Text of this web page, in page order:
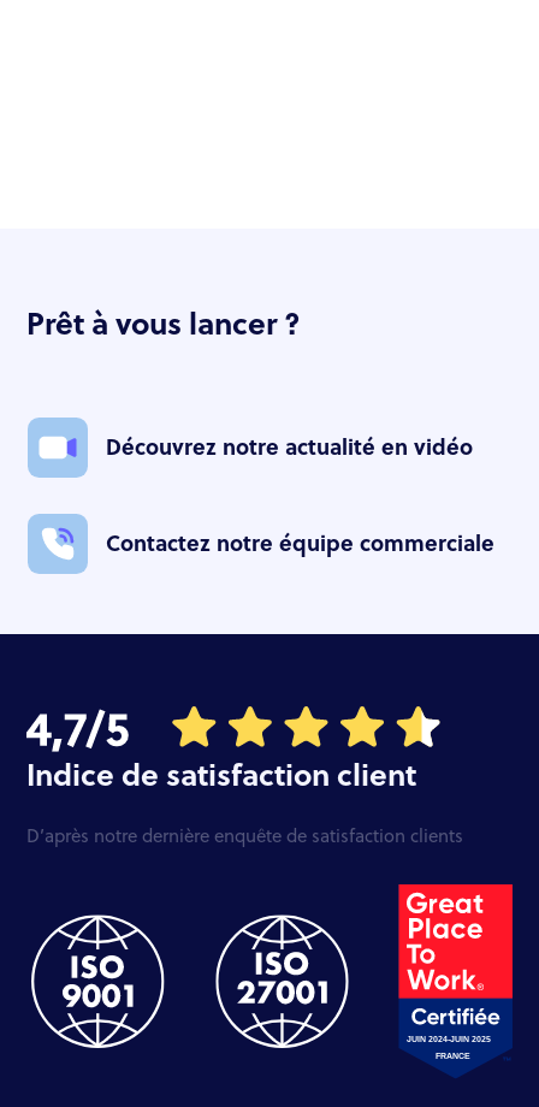
Prêt à vous lancer ?
Découvrez notre actualité en vidéo
Contactez notre équipe commerciale
Indice de satisfaction client
D’après notre dernière enquête de satisfaction clients